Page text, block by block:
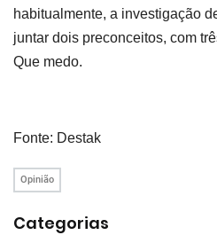
habitualmente, a investigação
juntar dois preconceitos, com
Que medo.
Fonte: Destak
Opinião
Categorias